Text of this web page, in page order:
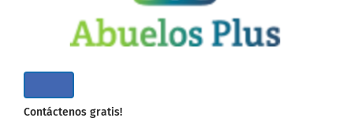
Contáctenos gratis!